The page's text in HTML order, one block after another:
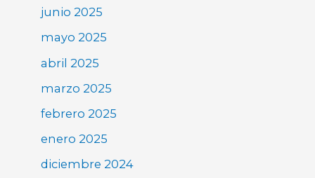
junio 2025
mayo 2025
abril 2025
marzo 2025
febrero 2025
enero 2025
diciembre 2024